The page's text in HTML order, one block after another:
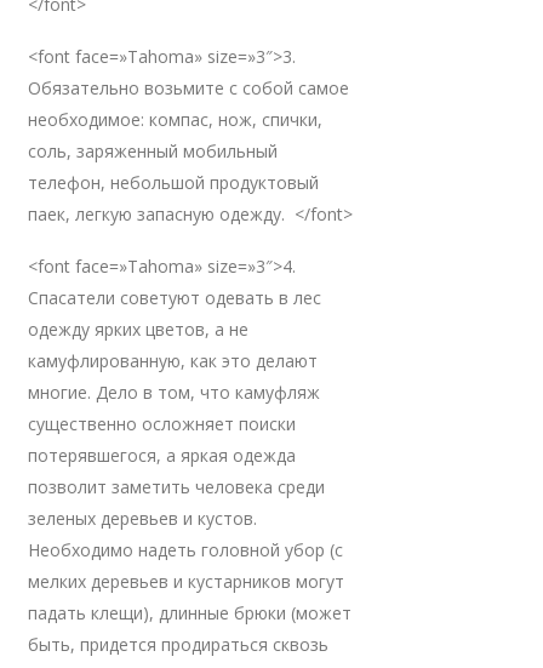
<font face=»Tahoma» size=»3″>3.
Обязательно возьмите с собой самое
необходимое: компас, нож, спички,
соль, заряженный мобильный
телефон, небольшой продуктовый
паек, легкую запасную одежду. </font>
<font face=»Tahoma» size=»3″>4.
Спасатели советуют одевать в лес
одежду ярких цветов, а не
камуфлированную, как это делают
многие. Дело в том, что камуфляж
существенно осложняет поиски
потерявшегося, а яркая одежда
позволит заметить человека среди
зеленых деревьев и кустов.
Необходимо надеть головной убор (с
мелких деревьев и кустарников могут
падать клещи), длинные брюки (может
быть, придется продираться сквозь